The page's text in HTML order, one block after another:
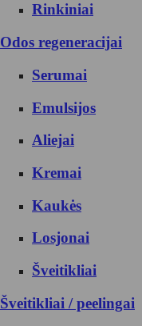
Rinkiniai
Odos regeneracijai
Serumai
Emulsijos
Aliejai
Kremai
Kaukės
Losjonai
Šveitikliai
Šveitikliai / peelingai